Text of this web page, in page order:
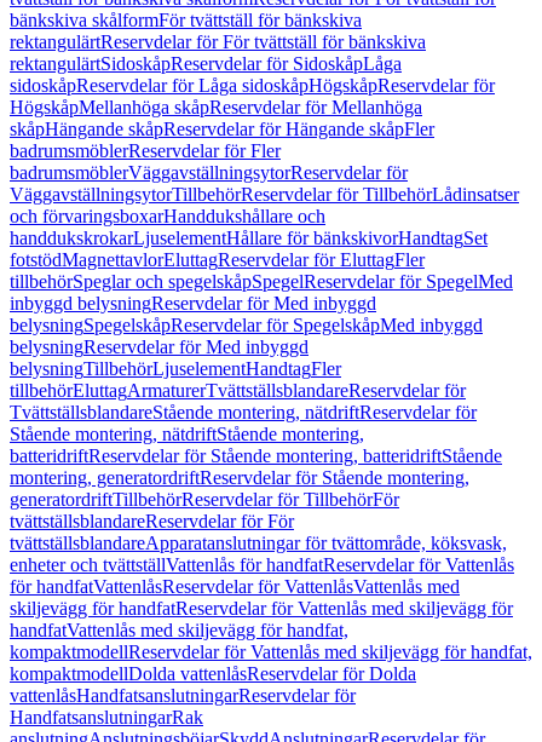
bänkskiva skålformFör tvättställ för bänkskiva
rektangulärtReservdelar för För tvättställ för bänkskiva
rektangulärtSidoskåpReservdelar för SidoskåpLåga
sidoskåpReservdelar för Låga sidoskåpHögskåpReservdelar för
HögskåpMellanhöga skåpReservdelar för Mellanhöga
skåpHängande skåpReservdelar för Hängande skåpFler
badrumsmöblerReservdelar för Fler
badrumsmöblerVäggavställningsytorReservdelar för
VäggavställningsytorTillbehörReservdelar för TillbehörLådinsatser
och förvaringsboxarHanddukshållare och
handdukskrokarLjuselementHållare för bänkskivorHandtagSet
fotstödMagnettavlorEluttagReservdelar för EluttagFler
tillbehörSpeglar och spegelskåpSpegelReservdelar för SpegelMed
inbyggd belysningReservdelar för Med inbyggd
belysningSpegelskåpReservdelar för SpegelskåpMed inbyggd
belysningReservdelar för Med inbyggd
belysningTillbehörLjuselementHandtagFler
tillbehörEluttagArmaturerTvättställsblandareReservdelar för
TvättställsblandareStående montering, nätdriftReservdelar för
Stående montering, nätdriftStående montering,
batteridriftReservdelar för Stående montering, batteridriftStående
montering, generatordriftReservdelar för Stående montering,
generatordriftTillbehörReservdelar för TillbehörFör
tvättställsblandareReservdelar för För
tvättställsblandareApparatanslutningar för tvättområde, köksvask,
enheter och tvättställVattenlås för handfatReservdelar för Vattenlås
för handfatVattenlåsReservdelar för VattenlåsVattenlås med
skiljevägg för handfatReservdelar för Vattenlås med skiljevägg för
handfatVattenlås med skiljevägg för handfat,
kompaktmodellReservdelar för Vattenlås med skiljevägg för handfat,
kompaktmodellDolda vattenlåsReservdelar för Dolda
vattenlåsHandfatsanslutningarReservdelar för
HandfatsanslutningarRak